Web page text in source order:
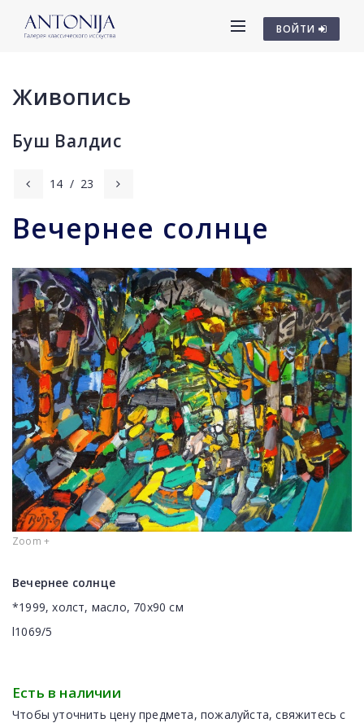
ВОЙТИ
Живопись
Буш Валдис
14 / 23
Вечернее солнце
Zoom +
Вечернее солнце
*1999, холст, масло, 70x90 cм
l1069/5
Есть в наличии
Чтобы уточнить цену предмета, пожалуйста, свяжитесь с